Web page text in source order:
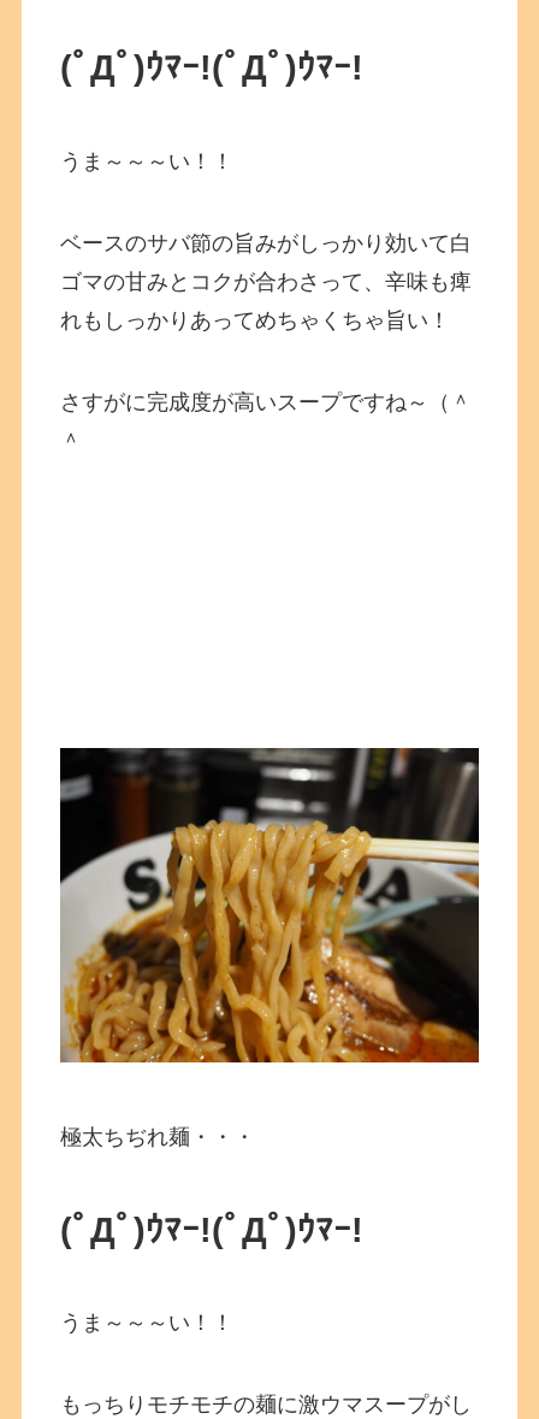
(ﾟДﾟ)ｳﾏｰ!(ﾟДﾟ)ｳﾏｰ!
うま～～～い！！
ベースのサバ節の旨みがしっかり効いて白
ゴマの甘みとコクが合わさって、辛味も痺
れもしっかりあってめちゃくちゃ旨い！
さすがに完成度が高いスープですね～（＾
＾
極太ちぢれ麺・・・
(ﾟДﾟ)ｳﾏｰ!(ﾟДﾟ)ｳﾏｰ!
うま～～～い！！
もっちりモチモチの麺に激ウマスープがし